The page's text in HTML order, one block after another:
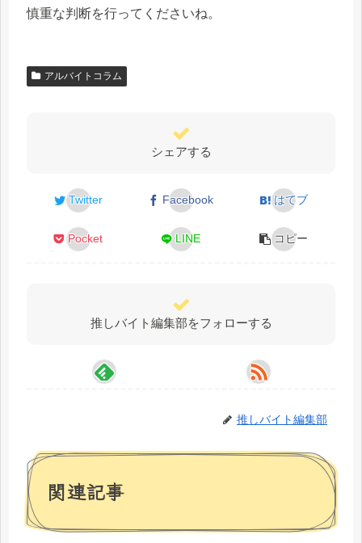
慎重な判断を行ってくださいね。
アルバイトコラム
シェアする
Twitter Facebook はてブ
Pocket LINE コピー
推しバイト編集部をフォローする
推しバイト編集部
関連記事